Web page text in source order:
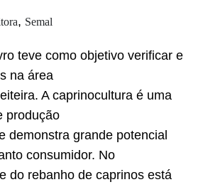
, Semal
teve como objetivo verificar e
na área
A caprinocultura é uma
produção
demonstra grande potencial
consumidor. No
do rebanho de caprinos está